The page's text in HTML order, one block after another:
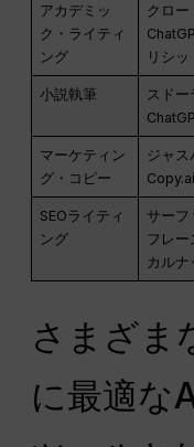
アカデミッ
ク・ライティ
ング
クロー
リシッ
小説執筆
スドー
マーケティン
グ・コピー
ジャス
Copy.ai
SEOライティ
ング
サーフ
フレー
カルナ
さまざま
に最適な